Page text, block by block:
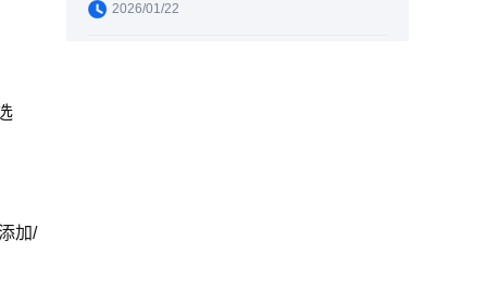
加/
2026/01/22